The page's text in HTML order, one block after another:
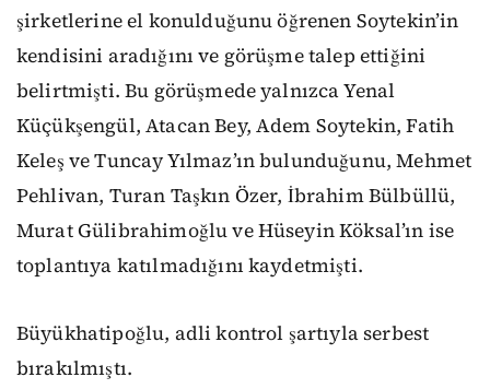
şirketlerine el konulduğunu öğrenen Soytekin’in
kendisini aradığını ve görüşme talep ettiğini
belirtmişti. Bu görüşmede yalnızca Yenal
Küçükşengül, Atacan Bey, Adem Soytekin, Fatih
Keleş ve Tuncay Yılmaz’ın bulunduğunu, Mehmet
Pehlivan, Turan Taşkın Özer, İbrahim Bülbüllü,
Murat Gülibrahimoğlu ve Hüseyin Köksal’ın ise
toplantıya katılmadığını kaydetmişti.
Büyükhatipoğlu, adli kontrol şartıyla serbest
bırakılmıştı.